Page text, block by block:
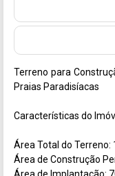
Terreno para
Praias Paradisíacas
Características do
Área Total do Terreno:
Área de Construção